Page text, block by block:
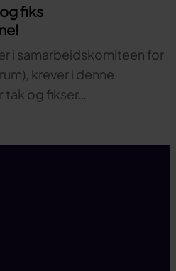
fiks
i samarbeidskomiteen for
krever i denne
tak og fikser…